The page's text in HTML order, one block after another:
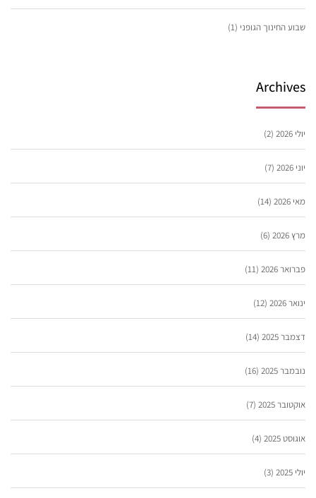
שבוע החינוך הגופני (1)
Archives
יולי 2026 (2)
יוני 2026 (7)
מאי 2026 (14)
מרץ 2026 (6)
פברואר 2026 (11)
ינואר 2026 (12)
דצמבר 2025 (14)
נובמבר 2025 (16)
אוקטובר 2025 (7)
אוגוסט 2025 (4)
יולי 2025 (3)